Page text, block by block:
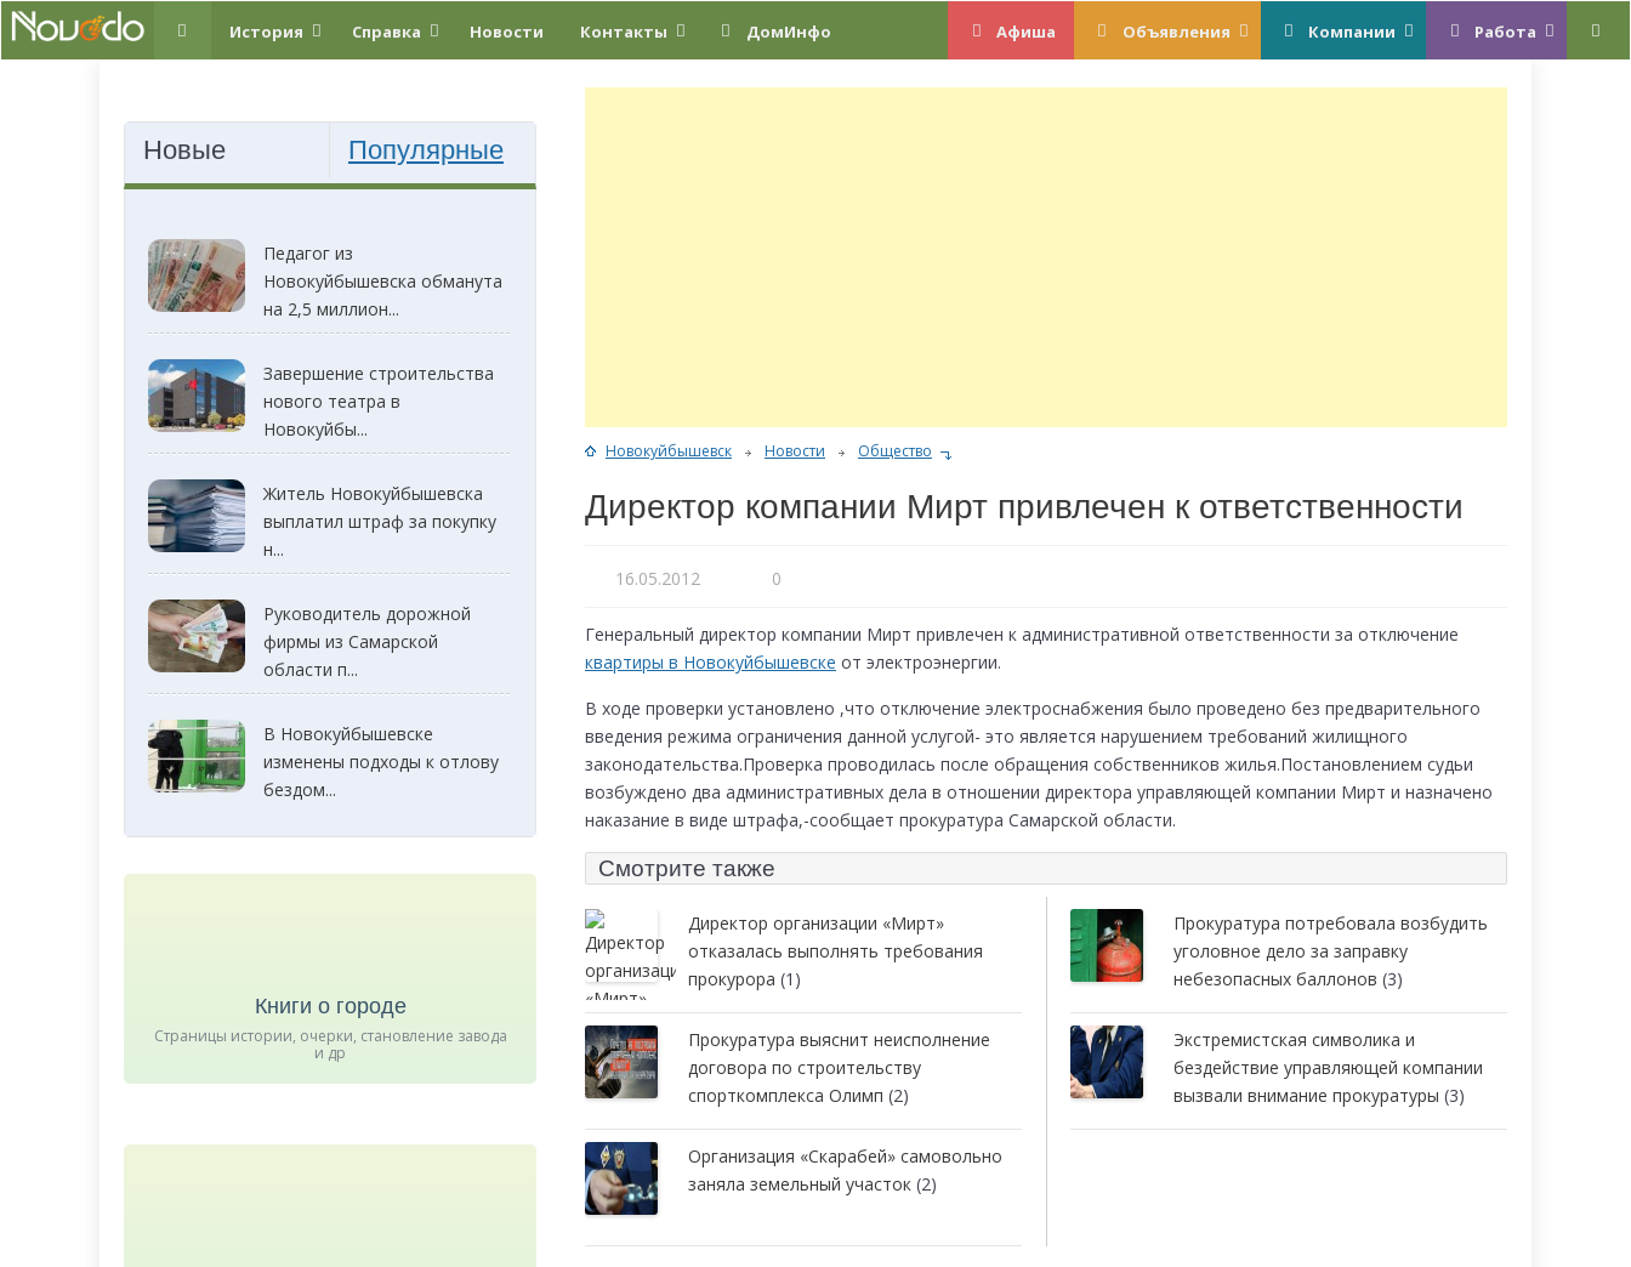
История Справка Новости Контакты Работа
Компании
Объявления
Афиша
ДомИнфо
Новокуйбышевск Новости Общество
Директор компании Мирт привлечен к ответственности
16.05.2012 0
Генеральный директор компании Мирт привлечен к административной ответственности за отключение
квартиры в Новокуйбышевске от электроэнергии.
В ходе проверки установлено ,что отключение электроснабжения было проведено без предварительного
введения режима ограничения данной услугой- это является нарушением требований жилищного
законодательства.Проверка проводилась после обращения собственников жилья.Постановлением судьи
возбуждено два административных дела в отношении директора управляющей компании Мирт и назначено
наказание в виде штрафа,-сообщает прокуратура Самарской области.
Смотрите также
Директор организации «Мирт»
отказалась выполнять требования
прокурора (1)
Прокуратура выяснит неисполнение
договора по строительству
спорткомплекса Олимп (2)
Организация «Скарабей» самовольно
заняла земельный участок (2)
Прокуратура потребовала возбудить
уголовное дело за заправку
небезопасных баллонов (3)
Экстремистская символика и
бездействие управляющей компании
вызвали внимание прокуратуры (3)
Новые Популярные
Педагог из
Новокуйбышевска обманута
на 2,5 миллион...
Завершение строительства
нового театра в
Новокуйбы...
Житель Новокуйбышевска
выплатил штраф за покупку
н...
Руководитель дорожной
фирмы из Самарской
области п...
В Новокуйбышевске
изменены подходы к отлову
бездом...
Книги о городе
Страницы истории, очерки, становление завода
и др